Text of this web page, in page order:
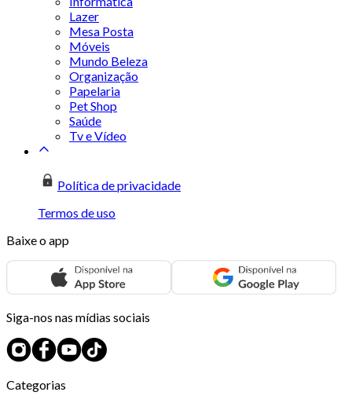
Lazer
Mesa Posta
Móveis
Mundo Beleza
Organização
Papelaria
Pet Shop
Saúde
Tv e Vídeo
Política de privacidade
Termos de uso
Baixe o app
Siga-nos nas mídias sociais
Categorias